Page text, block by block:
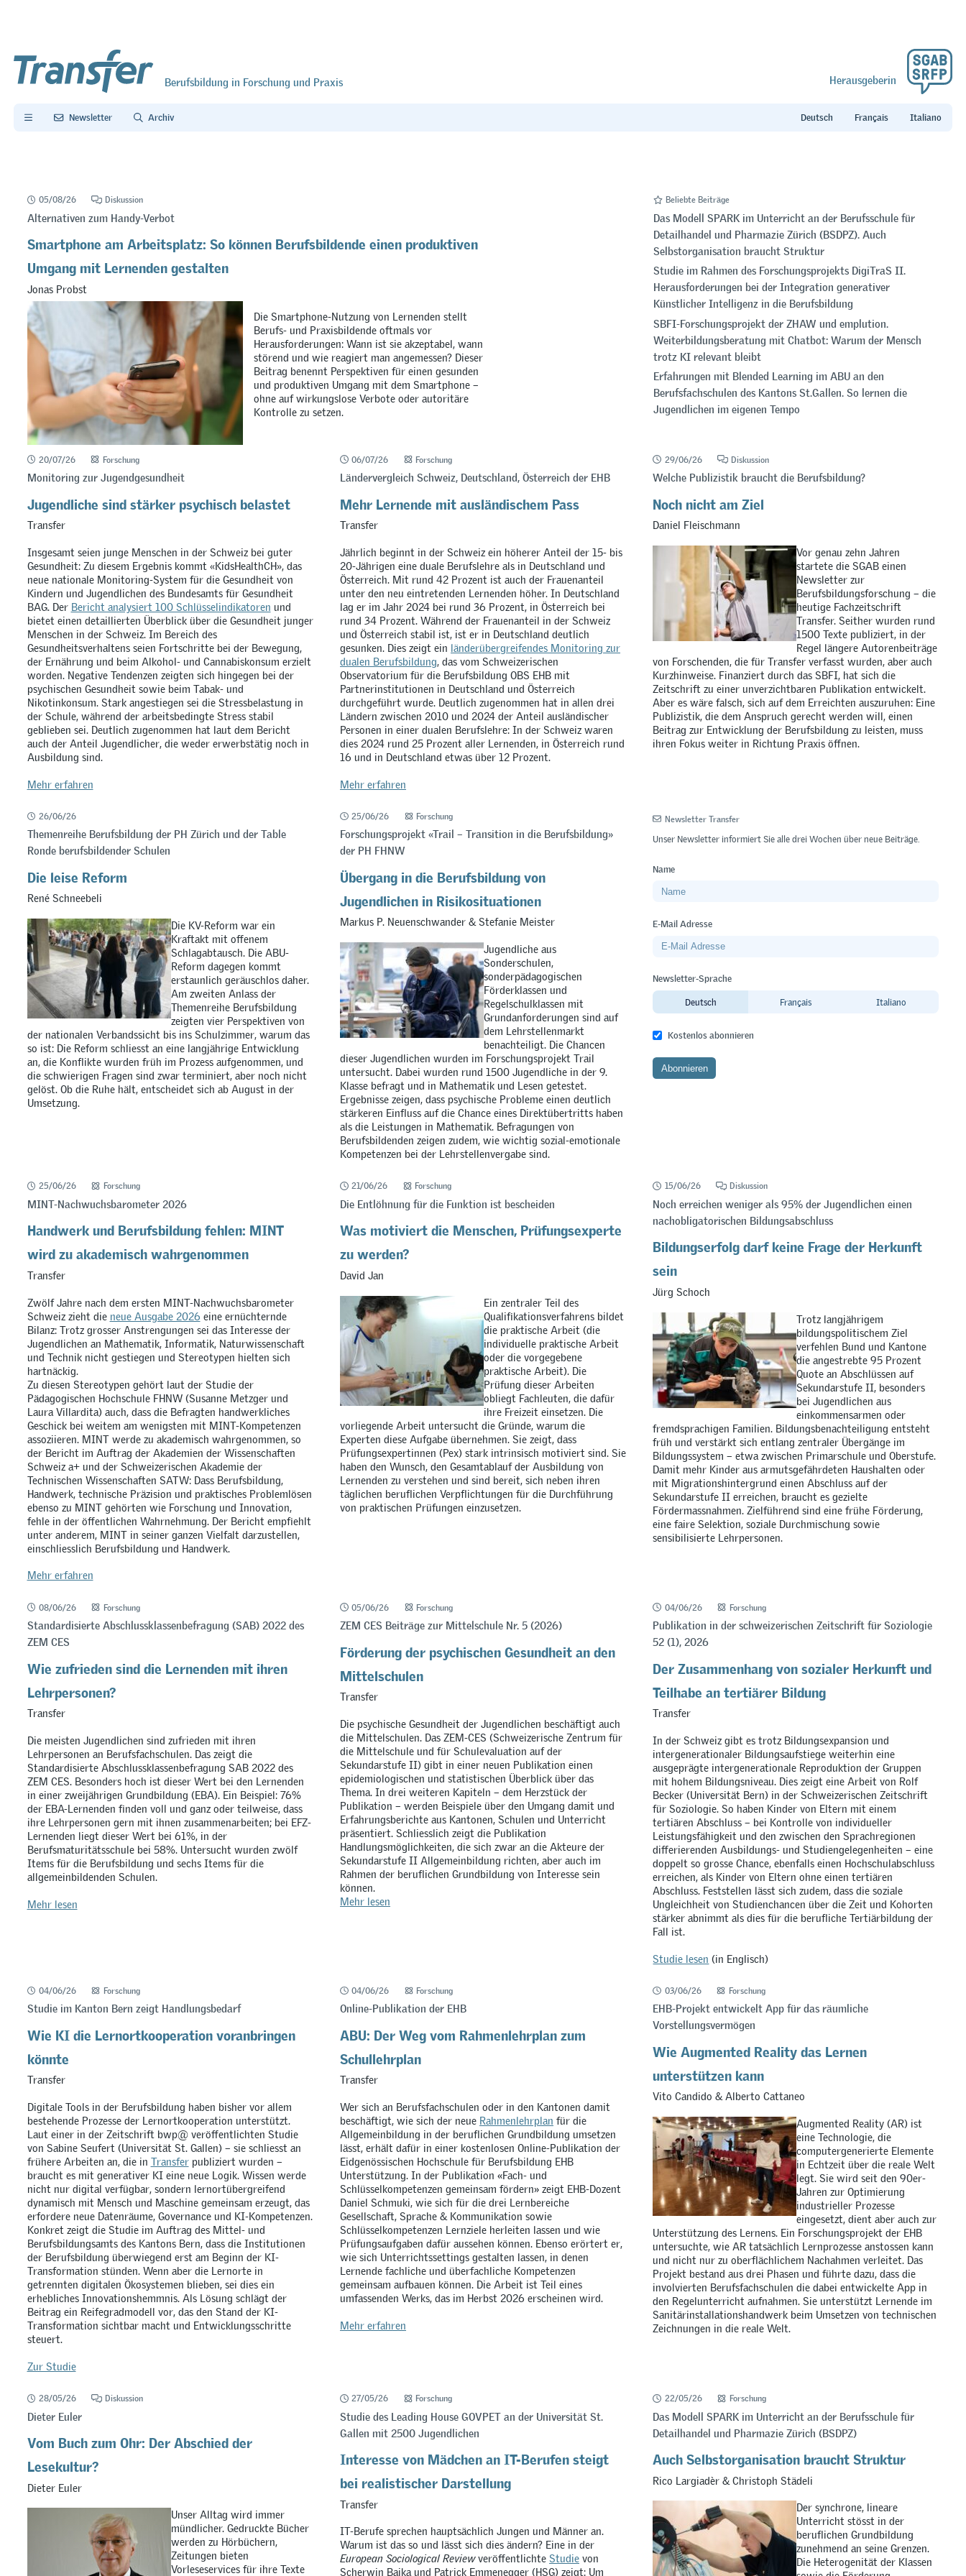
Berufsbildung in Forschung und Praxis Herausgeberin
Newsletter Archiv
05/08/26 Diskussion
Alternativen zum Handy-Verbot
Smartphone am Arbeitsplatz: So können Berufsbildende einen produktiven
Umgang mit Lernenden gestalten
Jonas Probst
Die Smartphone-Nutzung von Lernenden stellt
Berufs- und Praxisbildende oftmals vor
Herausforderungen: Wann ist sie akzeptabel, wann
störend und wie reagiert man angemessen? Dieser
Beitrag benennt Perspektiven für einen gesunden
und produktiven Umgang mit dem Smartphone –
ohne auf wirkungslose Verbote oder autoritäre
Kontrolle zu setzen.
Beliebte Beiträge
Das Modell SPARK im Unterricht an der Berufsschule für
Detailhandel und Pharmazie Zürich (BSDPZ). Auch
Selbstorganisation braucht Struktur
Studie im Rahmen des Forschungsprojekts DigiTraS II.
Herausforderungen bei der Integration generativer
Künstlicher Intelligenz in die Berufsbildung
SBFI-Forschungsprojekt der ZHAW und emplution.
Weiterbildungsberatung mit Chatbot: Warum der Mensch
trotz KI relevant bleibt
Erfahrungen mit Blended Learning im ABU an den
Berufsfachschulen des Kantons St.Gallen. So lernen die
Jugendlichen im eigenen Tempo
20/07/26 Forschung
Monitoring zur Jugendgesundheit
Jugendliche sind stärker psychisch belastet
Transfer
Insgesamt seien junge Menschen in der Schweiz bei guter
Gesundheit: Zu diesem Ergebnis kommt «KidsHealthCH», das
neue nationale Monitoring-System für die Gesundheit von
Kindern und Jugendlichen des Bundesamts für Gesundheit
BAG. Der Bericht analysiert 100 Schlüsselindikatoren und
bietet einen detaillierten Überblick über die Gesundheit junger
Menschen in der Schweiz. Im Bereich des
Gesundheitsverhaltens seien Fortschritte bei der Bewegung,
der Ernährung und beim Alkohol- und Cannabiskonsum erzielt
worden. Negative Tendenzen zeigten sich hingegen bei der
psychischen Gesundheit sowie beim Tabak- und
Nikotinkonsum. Stark angestiegen sei die Stressbelastung in
der Schule, während der arbeitsbedingte Stress stabil
geblieben sei. Deutlich zugenommen hat laut dem Bericht
auch der Anteil Jugendlicher, die weder erwerbstätig noch in
Ausbildung sind.
Mehr erfahren
06/07/26 Forschung
Ländervergleich Schweiz, Deutschland, Österreich der EHB
Mehr Lernende mit ausländischem Pass
Transfer
Jährlich beginnt in der Schweiz ein höherer Anteil der 15- bis
20-Jährigen eine duale Berufslehre als in Deutschland und
Österreich. Mit rund 42 Prozent ist auch der Frauenanteil
unter den neu eintretenden Lernenden höher. In Deutschland
lag er im Jahr 2024 bei rund 36 Prozent, in Österreich bei
rund 34 Prozent. Während der Frauenanteil in der Schweiz
und Österreich stabil ist, ist er in Deutschland deutlich
gesunken. Dies zeigt ein länderübergreifendes Monitoring zur
dualen Berufsbildung, das vom Schweizerischen
Observatorium für die Berufsbildung OBS EHB mit
Partnerinstitutionen in Deutschland und Österreich
durchgeführt wurde. Deutlich zugenommen hat in allen drei
Ländern zwischen 2010 und 2024 der Anteil ausländischer
Personen in einer dualen Berufslehre: In der Schweiz waren
dies 2024 rund 25 Prozent aller Lernenden, in Österreich rund
16 und in Deutschland etwas über 12 Prozent.
Mehr erfahren
29/06/26 Diskussion
Welche Publizistik braucht die Berufsbildung?
Noch nicht am Ziel
Daniel Fleischmann
Vor genau zehn Jahren
startete die SGAB einen
Newsletter zur
Berufsbildungsforschung – die
heutige Fachzeitschrift
Transfer. Seither wurden rund
1500 Texte publiziert, in der
Regel längere Autorenbeiträge
von Forschenden, die für Transfer verfasst wurden, aber auch
Kurzhinweise. Finanziert durch das SBFI, hat sich die
Zeitschrift zu einer unverzichtbaren Publikation entwickelt.
Aber es wäre falsch, sich auf dem Erreichten auszuruhen: Eine
Publizistik, die dem Anspruch gerecht werden will, einen
Beitrag zur Entwicklung der Berufsbildung zu leisten, muss
ihren Fokus weiter in Richtung Praxis öffnen.
26/06/26
Themenreihe Berufsbildung der PH Zürich und der Table
Ronde berufsbildender Schulen
Die leise Reform
René Schneebeli
Die KV-Reform war ein
Kraftakt mit offenem
Schlagabtausch. Die ABU-
Reform dagegen kommt
erstaunlich geräuschlos daher.
Am zweiten Anlass der
Themenreihe Berufsbildung
zeigten vier Perspektiven von
der nationalen Verbandssicht bis ins Schulzimmer, warum das
so ist: Die Reform schliesst an eine langjährige Entwicklung
an, die Konflikte wurden früh im Prozess aufgenommen, und
die schwierigen Fragen sind zwar terminiert, aber noch nicht
gelöst. Ob die Ruhe hält, entscheidet sich ab August in der
Umsetzung.
25/06/26 Forschung
Forschungsprojekt «Trail – Transition in die Berufsbildung»
der PH FHNW
Übergang in die Berufsbildung von
Jugendlichen in Risikosituationen
Markus P. Neuenschwander & Stefanie Meister
Jugendliche aus
Sonderschulen,
sonderpädagogischen
Förderklassen und
Regelschulklassen mit
Grundanforderungen sind auf
dem Lehrstellenmarkt
benachteiligt. Die Chancen
dieser Jugendlichen wurden im Forschungsprojekt Trail
untersucht. Dabei wurden rund 1500 Jugendliche in der 9.
Klasse befragt und in Mathematik und Lesen getestet.
Ergebnisse zeigen, dass psychische Probleme einen deutlich
stärkeren Einfluss auf die Chance eines Direktübertritts haben
als die Leistungen in Mathematik. Befragungen von
Berufsbildenden zeigen zudem, wie wichtig sozial-emotionale
Kompetenzen bei der Lehrstellenvergabe sind.
Newsletter Transfer
Unser Newsletter informiert Sie alle drei Wochen über neue Beiträge.
Name
E-Mail Adresse
Newsletter-Sprache
Deutsch
Français Italiano
Kostenlos abonnieren
25/06/26 Forschung
MINT-Nachwuchsbarometer 2026
Handwerk und Berufsbildung fehlen: MINT
wird zu akademisch wahrgenommen
Transfer
Zwölf Jahre nach dem ersten MINT-Nachwuchsbarometer
Schweiz zieht die neue Ausgabe 2026 eine ernüchternde
Bilanz: Trotz grosser Anstrengungen sei das Interesse der
Jugendlichen an Mathematik, Informatik, Naturwissenschaft
und Technik nicht gestiegen und Stereotypen hielten sich
hartnäckig.
Zu diesen Stereotypen gehört laut der Studie der
Pädagogischen Hochschule FHNW (Susanne Metzger und
Laura Villardita) auch, dass die Befragten handwerkliches
Geschick bei weitem am wenigsten mit MINT-Kompetenzen
assoziieren. MINT werde zu akademisch wahrgenommen, so
der Bericht im Auftrag der Akademien der Wissenschaften
Schweiz a+ und der Schweizerischen Akademie der
Technischen Wissenschaften SATW: Dass Berufsbildung,
Handwerk, technische Präzision und praktisches Problemlösen
ebenso zu MINT gehörten wie Forschung und Innovation,
fehle in der öffentlichen Wahrnehmung. Der Bericht empfiehlt
unter anderem, MINT in seiner ganzen Vielfalt darzustellen,
einschliesslich Berufsbildung und Handwerk.
Mehr erfahren
21/06/26 Forschung
Die Entlöhnung für die Funktion ist bescheiden
Was motiviert die Menschen, Prüfungsexperte
zu werden?
David Jan
Ein zentraler Teil des
Qualifikationsverfahrens bildet
die praktische Arbeit (die
individuelle praktische Arbeit
oder die vorgegebene
praktische Arbeit). Die
Prüfung dieser Arbeiten
obliegt Fachleuten, die dafür
ihre Freizeit einsetzen. Die
vorliegende Arbeit untersucht die Gründe, warum die
Experten diese Aufgabe übernehmen. Sie zeigt, dass
Prüfungsexpertinnen (Pex) stark intrinsisch motiviert sind. Sie
haben den Wunsch, den Gesamtablauf der Ausbildung von
Lernenden zu verstehen und sind bereit, sich neben ihren
täglichen beruflichen Verpflichtungen für die Durchführung
von praktischen Prüfungen einzusetzen.
15/06/26 Diskussion
Noch erreichen weniger als 95% der Jugendlichen einen
nachobligatorischen Bildungsabschluss
Bildungserfolg darf keine Frage der Herkunft
sein
Jürg Schoch
Trotz langjährigem
bildungspolitischem Ziel
verfehlen Bund und Kantone
die angestrebte 95 Prozent
Quote an Abschlüssen auf
Sekundarstufe II, besonders
bei Jugendlichen aus
einkommensarmen oder
fremdsprachigen Familien. Bildungsbenachteiligung entsteht
früh und verstärkt sich entlang zentraler Übergänge im
Bildungssystem – etwa zwischen Primarschule und Oberstufe.
Damit mehr Kinder aus armutsgefährdeten Haushalten oder
mit Migrationshintergrund einen Abschluss auf der
Sekundarstufe II erreichen, braucht es gezielte
Fördermassnahmen. Zielführend sind eine frühe Förderung,
eine faire Selektion, soziale Durchmischung sowie
sensibilisierte Lehrpersonen.
08/06/26 Forschung
Standardisierte Abschlussklassenbefragung (SAB) 2022 des
ZEM CES
Wie zufrieden sind die Lernenden mit ihren
Lehrpersonen?
Transfer
Die meisten Jugendlichen sind zufrieden mit ihren
Lehrpersonen an Berufsfachschulen. Das zeigt die
Standardisierte Abschlussklassenbefragung SAB 2022 des
ZEM CES. Besonders hoch ist dieser Wert bei den Lernenden
in einer zweijährigen Grundbildung (EBA). Ein Beispiel: 76%
der EBA-Lernenden finden voll und ganz oder teilweise, dass
ihre Lehrpersonen gern mit ihnen zusammenarbeiten; bei EFZ-
Lernenden liegt dieser Wert bei 61%, in der
Berufsmaturitätsschule bei 58%. Untersucht wurden zwölf
Items für die Berufsbildung und sechs Items für die
allgemeinbildenden Schulen.
Mehr lesen
05/06/26 Forschung
ZEM CES Beiträge zur Mittelschule Nr. 5 (2026)
Förderung der psychischen Gesundheit an den
Mittelschulen
Transfer
Die psychische Gesundheit der Jugendlichen beschäftigt auch
die Mittelschulen. Das ZEM-CES (Schweizerische Zentrum für
die Mittelschule und für Schulevaluation auf der
Sekundarstufe II) gibt in einer neuen Publikation einen
epidemiologischen und statistischen Überblick über das
Thema. In drei weiteren Kapiteln – dem Herzstück der
Publikation – werden Beispiele über den Umgang damit und
Erfahrungsberichte aus Kantonen, Schulen und Unterricht
präsentiert. Schliesslich zeigt die Publikation
Handlungsmöglichkeiten, die sich zwar an die Akteure der
Sekundarstufe II Allgemeinbildung richten, aber auch im
Rahmen der beruflichen Grundbildung von Interesse sein
können.
Mehr lesen
04/06/26 Forschung
Publikation in der schweizerischen Zeitschrift für Soziologie
52 (1), 2026
Der Zusammenhang von sozialer Herkunft und
Teilhabe an tertiärer Bildung
Transfer
In der Schweiz gibt es trotz Bildungsexpansion und
intergenerationaler Bildungsaufstiege weiterhin eine
ausgeprägte intergenerationale Reproduktion der Gruppen
mit hohem Bildungsniveau. Dies zeigt eine Arbeit von Rolf
Becker (Universität Bern) in der Schweizerischen Zeitschrift
für Soziologie. So haben Kinder von Eltern mit einem
tertiären Abschluss – bei Kontrolle von individueller
Leistungsfähigkeit und den zwischen den Sprachregionen
differierenden Ausbildungs- und Studiengelegenheiten – eine
doppelt so grosse Chance, ebenfalls einen Hochschulabschluss
erreichen, als Kinder von Eltern ohne einen tertiären
Abschluss. Feststellen lässt sich zudem, dass die soziale
Ungleichheit von Studienchancen über die Zeit und Kohorten
stärker abnimmt als dies für die berufliche Tertiärbildung der
Fall ist.
Studie lesen (in Englisch)
04/06/26 Forschung
Studie im Kanton Bern zeigt Handlungsbedarf
Wie KI die Lernortkooperation voranbringen
könnte
Transfer
Digitale Tools in der Berufsbildung haben bisher vor allem
bestehende Prozesse der Lernortkooperation unterstützt.
Laut einer in der Zeitschrift bwp@ veröffentlichten Studie
von Sabine Seufert (Universität St. Gallen) – sie schliesst an
frühere Arbeiten an, die in Transferpubliziert wurden –
braucht es mit generativer KI eine neue Logik. Wissen werde
nicht nur digital verfügbar, sondern lernortübergreifend
dynamisch mit Mensch und Maschine gemeinsam erzeugt, das
erfordere neue Datenräume, Governance und KI-Kompetenzen.
Konkret zeigt die Studie im Auftrag des Mittel- und
Berufsbildungsamts des Kantons Bern, dass die Institutionen
der Berufsbildung überwiegend erst am Beginn der KI-
Transformation stünden. Wenn aber die Lernorte in
getrennten digitalen Ökosystemen blieben, sei dies ein
erhebliches Innovationshemmnis. Als Lösung schlägt der
Beitrag ein Reifegradmodell vor, das den Stand der KI-
Transformation sichtbar macht und Entwicklungsschritte
steuert.
Zur Studie
04/06/26 Forschung
Online-Publikation der EHB
ABU: Der Weg vom Rahmenlehrplan zum
Schullehrplan
Transfer
Wer sich an Berufsfachschulen oder in den Kantonen damit
beschäftigt, wie sich der neue Rahmenlehrplan für die
Allgemeinbildung in der beruflichen Grundbildung umsetzen
lässt, erhält dafür in einer kostenlosen Online-Publikation der
Eidgenössischen Hochschule für Berufsbildung EHB
Unterstützung. In der Publikation «Fach- und
Schlüsselkompetenzen gemeinsam fördern»zeigt EHB-Dozent
Daniel Schmuki, wie sich für die drei Lernbereiche
Gesellschaft, Sprache & Kommunikation sowie
Schlüsselkompetenzen Lernziele herleiten lassen und wie
Prüfungsaufgaben dafür aussehen können. Ebenso erörtert er,
wie sich Unterrichtssettings gestalten lassen, in denen
Lernende fachliche und überfachliche Kompetenzen
gemeinsam aufbauen können. Die Arbeit ist Teil eines
umfassenden Werks, das im Herbst 2026 erscheinen wird.
Mehr erfahren
03/06/26 Forschung
EHB-Projekt entwickelt App für das räumliche
Vorstellungsvermögen
Wie Augmented Reality das Lernen
unterstützen kann
Vito Candido & Alberto Cattaneo
Augmented Reality (AR) ist
eine Technologie, die
computergenerierte Elemente
in Echtzeit über die reale Welt
legt. Sie wird seit den 90er-
Jahren zur Optimierung
industrieller Prozesse
eingesetzt, dient aber auch zur
Unterstützung des Lernens. Ein Forschungsprojekt der EHB
untersuchte, wie AR tatsächlich Lernprozesse anstossen kann
und nicht nur zu oberflächlichem Nachahmen verleitet. Das
Projekt bestand aus drei Phasen und führte dazu, dass die
involvierten Berufsfachschulen die dabei entwickelte App in
den Regelunterricht aufnahmen. Sie unterstützt Lernende im
Sanitärinstallationshandwerk beim Umsetzen von technischen
Zeichnungen in die reale Welt.
28/05/26 Diskussion
Dieter Euler
Vom Buch zum Ohr: Der Abschied der
Lesekultur?
Dieter Euler
Unser Alltag wird immer
mündlicher. Gedruckte Bücher
werden zu Hörbüchern,
Zeitungen bieten
Vorleseservices für ihre Texte
27/05/26 Forschung
Studie des Leading House GOVPET an der Universität St.
Gallen mit 2500 Jugendlichen
Interesse von Mädchen an IT-Berufen steigt
bei realistischer Darstellung
Transfer
IT-Berufe sprechen hauptsächlich Jungen und Männer an.
Warum ist das so und lässt sich dies ändern? Eine in der
European Sociological Reviewveröffentlichte Studievon
Scherwin Bajka und Patrick Emmenegger (HSG) zeigt: Um
22/05/26 Forschung
Das Modell SPARK im Unterricht an der Berufsschule für
Detailhandel und Pharmazie Zürich (BSDPZ)
Auch Selbstorganisation braucht Struktur
Rico Largiadèr & Christoph Städeli
Der synchrone, lineare
Unterricht stösst in der
beruflichen Grundbildung
zunehmend an seine Grenzen.
Die Heterogenität der Klassen